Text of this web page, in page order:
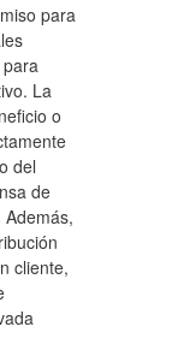
para
La
o
del
de
Además,
cliente,